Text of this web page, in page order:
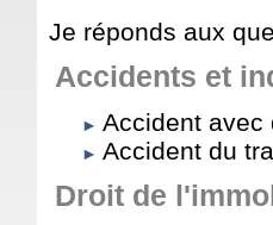
Je réponds aux
Accidents et
Accident avec
Accident du
Droit de